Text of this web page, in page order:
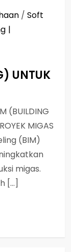
/ Soft
UNTUK
(BUILDING
MIGAS
(BIM)
migas.
[…]